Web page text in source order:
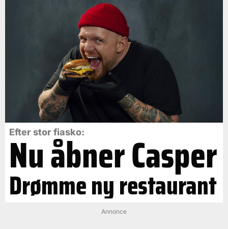
Efter stor fiasko:
Nu åbner Casper
Drømme ny restaurant
Annonce